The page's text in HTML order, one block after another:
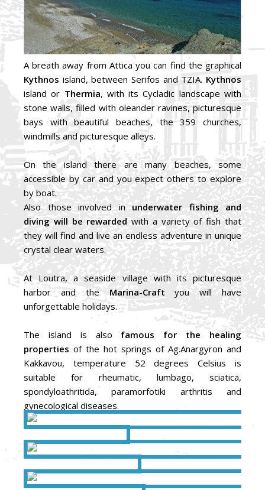
A breath away from Attica you can find the graphical
Kythnos island, between Serifos and TZIA. Kythnos
island or Thermia, with its Cycladic landscape with
stone walls, filled with oleander ravines, picturesque
bays with beautiful beaches, the 359 churches,
windmills and picturesque alleys.
On the island there are many beaches, some
accessible by car and you expect others to explore
by boat.
Also those involved inunderwater fishing and
diving will be rewardedwith a variety of fish that
they will find and live an endless adventure in unique
crystal clear waters.
At Loutra, a seaside village with its picturesque
harbor and theMarina-Craft you will have
unforgettable holidays.
The island is also famous for the healing
properties of the hot springs of Ag.Anargyron and
Kakkavou, temperature 52 degrees Celsius is
suitable for rheumatic, lumbago, sciatica,
spondyloathritida, paramorfotiki arthritis and
gynecological diseases.